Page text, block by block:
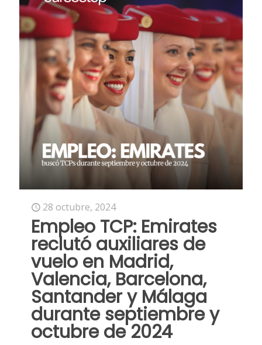
28 octubre, 2024
Empleo TCP: Emirates
reclutó auxiliares de
vuelo en Madrid,
Valencia, Barcelona,
Santander y Málaga
durante septiembre y
octubre de 2024